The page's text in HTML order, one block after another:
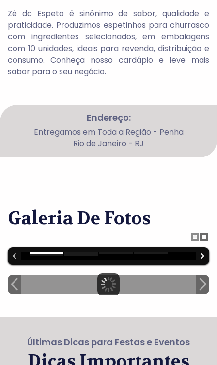
Zé do Espeto é sinônimo de sabor, qualidade e
praticidade. Produzimos espetinhos para churrasco
com ingredientes selecionados, em embalagens
com 10 unidades, ideais para revenda, distribuição e
consumo. Conheça nosso cardápio e leve mais
sabor para o seu negócio.
Endereço:
Entregamos em Toda a Região - Penha
Rio de Janeiro - RJ
Galeria De Fotos
Últimas Dicas para Festas e Eventos